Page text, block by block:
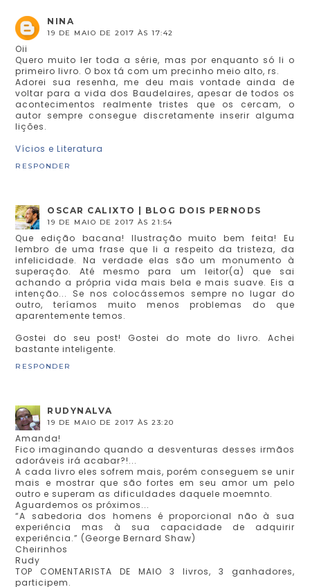
NINA
19 DE MAIO DE 2017 ÀS 17:42
Oii
Quero muito ler toda a série, mas por enquanto só li o
primeiro livro. O box tá com um precinho meio alto, rs.
Adorei sua resenha, me deu mais vontade ainda de
voltar para a vida dos Baudelaires, apesar de todos os
acontecimentos realmente tristes que os cercam, o
autor sempre consegue discretamente inserir alguma
lições.
Vícios e Literatura
RESPONDER
OSCAR CALIXTO | BLOG DOIS PERNODS
19 DE MAIO DE 2017 ÀS 21:54
Que edição bacana! Ilustração muito bem feita! Eu
lembro de uma frase que li a respeito da tristeza, da
infelicidade. Na verdade elas são um monumento à
superação. Até mesmo para um leitor(a) que sai
achando a própria vida mais bela e mais suave. Eis a
intenção... Se nos colocássemos sempre no lugar do
outro, teríamos muito menos problemas do que
aparentemente temos.
Gostei do seu post! Gostei do mote do livro. Achei
bastante inteligente.
RESPONDER
RUDYNALVA
19 DE MAIO DE 2017 ÀS 23:20
Amanda!
Fico imaginando quando a desventuras desses irmãos
adoráveis irá acabar?!...
A cada livro eles sofrem mais, porém conseguem se unir
mais e mostrar que são fortes em seu amor um pelo
outro e superam as dificuldades daquele moemnto.
Aguardemos os próximos...
“A sabedoria dos homens é proporcional não à sua
experiência mas à sua capacidade de adquirir
experiência.” (George Bernard Shaw)
Cheirinhos
Rudy
TOP COMENTARISTA DE MAIO 3 livros, 3 ganhadores,
participem.